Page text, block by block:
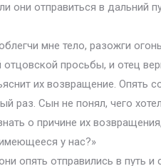
они отправиться в дальний
мне тело, разожги
просьбы, и отец
их возвращение. Опять
раз. Сын не понял, чего
о причине их
у нас?»
опять отправились в путь